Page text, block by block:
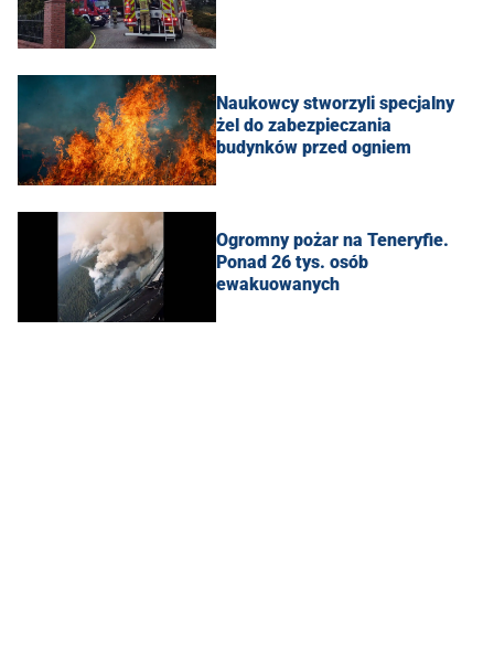
Naukowcy stworzyli specjalny
żel do zabezpieczania
budynków przed ogniem
Ogromny pożar na Teneryfie.
Ponad 26 tys. osób
ewakuowanych